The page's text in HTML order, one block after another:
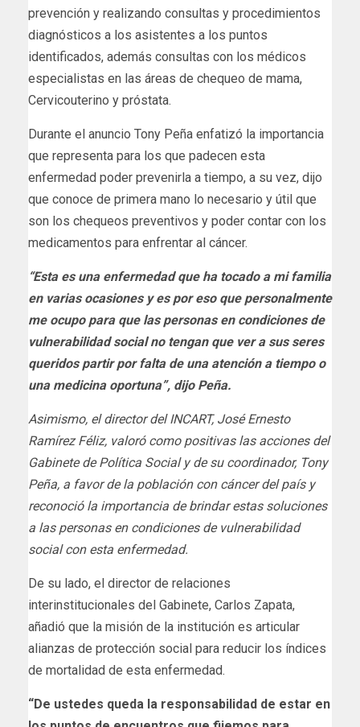
prevención y realizando consultas y procedimientos
diagnósticos a los asistentes a los puntos
identificados, además consultas con los médicos
especialistas en las áreas de chequeo de mama,
Cervicouterino y próstata.
Durante el anuncio Tony Peña enfatizó la importancia
que representa para los que padecen esta
enfermedad poder prevenirla a tiempo, a su vez, dijo
que conoce de primera mano lo necesario y útil que
son los chequeos preventivos y poder contar con los
medicamentos para enfrentar al cáncer.
“Esta es una enfermedad que ha tocado a mi familia
en varias ocasiones y es por eso que personalmente
me ocupo para que las personas en condiciones de
vulnerabilidad social no tengan que ver a sus seres
queridos partir por falta de una atención a tiempo o
una medicina oportuna”, dijo Peña.
Asimismo, el director del INCART, José Ernesto
Ramírez Féliz, valoró como positivas las acciones del
Gabinete de Política Social y de su coordinador, Tony
Peña, a favor de la población con cáncer del país y
reconoció la importancia de brindar estas soluciones
a las personas en condiciones de vulnerabilidad
social con esta enfermedad.
De su lado, el director de relaciones
interinstitucionales del Gabinete, Carlos Zapata,
añadió que la misión de la institución es articular
alianzas de protección social para reducir los índices
de mortalidad de esta enfermedad.
“De ustedes queda la responsabilidad de estar en